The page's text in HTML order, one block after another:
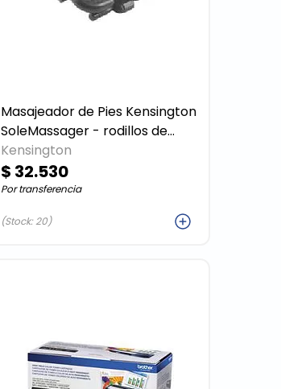
Masajeador de Pies Kensington
SoleMassager - rodillos de
masaje y reposapiés en un
mismo accesorio
Kensington
$ 32.530
Por transferencia
(Stock: 20)